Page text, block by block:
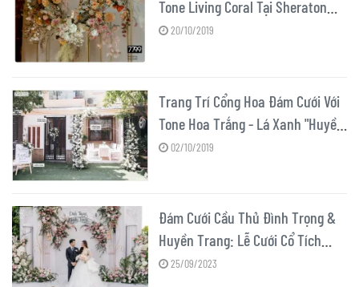
Tone Living Coral Tại Sheraton
Hotel
20/10/2019
Trang Trí Cổng Hoa Đám Cưới Với
Tone Hoa Trắng - Lá Xanh "Huyền
Thoại"
02/10/2019
Đám Cưới Cầu Thủ Đình Trọng &
Huyền Trang: Lễ Cưới Cổ Tích
"Enchanted Night"
25/09/2023